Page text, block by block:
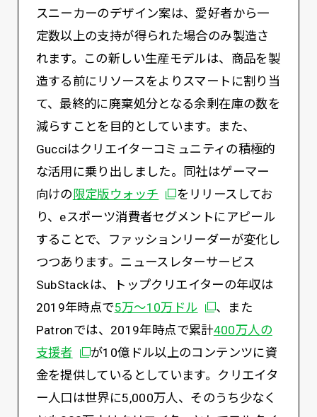
スニーカーのデザイン案は、愛好者から一
定数以上の支持が得られた場合のみ製造さ
れます。この新しい生産モデルは、商品を製
造する前にリソースをよりスマートに割り当
て、最終的に廃棄処分となる余剰在庫の数を
減らすことを目的としています。また、
Gucciはクリエイターコミュニティの積極的
な活用に乗り出しました。同社はゲーマー
向けの 限定版ウォッチ 別ウィンドウで開く
をリリースしてお
り、eスポーツ消費者セグメントにアピール
することで、ファッションリーダーが変化し
つつあります。ニュースレターサービス
SubStackは、トップクリエイターの年収は
2019年時点で5万〜10万ドル別ウィンドウで開く
、また
Patronでは、2019年時点で累計400万人の
支援者別ウィンドウで開く
が10億ドル以上のコンテンツに資
金を提供しているとしています。クリエイタ
ー人口は世界に5,000万人、そのうち少なく